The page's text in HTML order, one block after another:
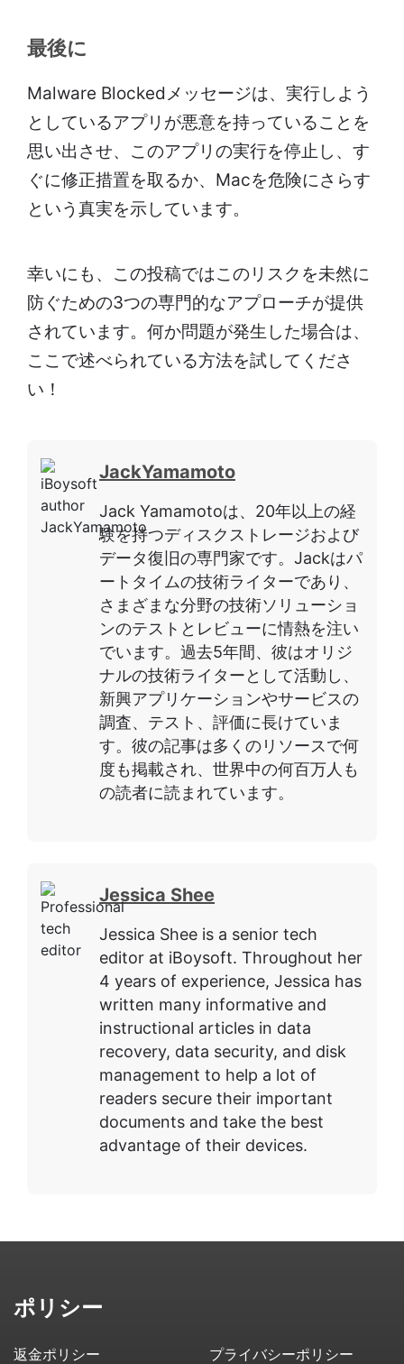
最後に
Malware Blockedメッセージは、実行しよう
としているアプリが悪意を持っていることを
思い出させ、このアプリの実行を停止し、す
ぐに修正措置を取るか、Macを危険にさらす
という真実を示しています。
幸いにも、この投稿ではこのリスクを未然に
防ぐための3つの専門的なアプローチが提供
されています。何か問題が発生した場合は、
ここで述べられている方法を試してくださ
い！
JackYamamoto
Jack Yamamotoは、20年以上の経
験を持つディスクストレージおよび
データ復旧の専門家です。Jackはパ
ートタイムの技術ライターであり、
さまざまな分野の技術ソリューショ
ンのテストとレビューに情熱を注い
でいます。過去5年間、彼はオリジ
ナルの技術ライターとして活動し、
新興アプリケーションやサービスの
調査、テスト、評価に長けていま
す。彼の記事は多くのリソースで何
度も掲載され、世界中の何百万人も
の読者に読まれています。
Jessica Shee
Jessica Shee is a senior tech
editor at iBoysoft. Throughout her
4 years of experience, Jessica has
written many informative and
instructional articles in data
recovery, data security, and disk
management to help a lot of
readers secure their important
documents and take the best
advantage of their devices.
ポリシー
返金ポリシー プライバシーポリシー